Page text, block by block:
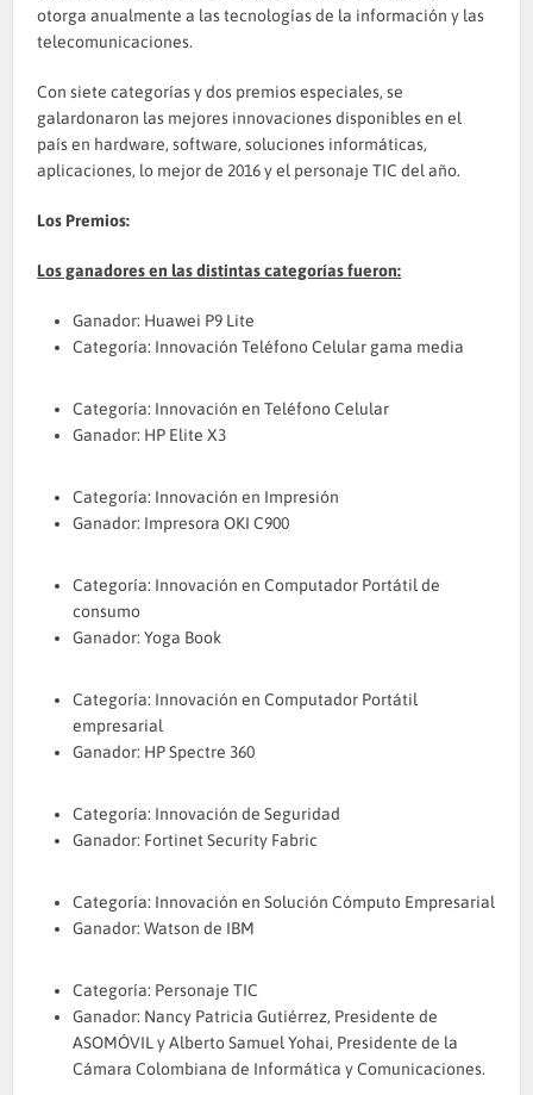
otorga anualmente a las tecnologías de la información y las
telecomunicaciones.
Con siete categorías y dos premios especiales, se
galardonaron las mejores innovaciones disponibles en el
país en hardware, software, soluciones informáticas,
aplicaciones, lo mejor de 2016 y el personaje TIC del año.
Los Premios:
Los ganadores en las distintas categorías fueron:
Ganador: Huawei P9 Lite
Categoría: Innovación Teléfono Celular gama media
Categoría: Innovación en Teléfono Celular
Ganador: HP Elite X3
Categoría: Innovación en Impresión
Ganador: Impresora OKI C900
Categoría: Innovación en Computador Portátil de
consumo
Ganador: Yoga Book
Categoría: Innovación en Computador Portátil
empresarial
Ganador: HP Spectre 360
Categoría: Innovación de Seguridad
Ganador: Fortinet Security Fabric
Categoría: Innovación en Solución Cómputo Empresarial
Ganador: Watson de IBM
Categoría: Personaje TIC
Ganador: Nancy Patricia Gutiérrez, Presidente de
ASOMÓVIL y Alberto Samuel Yohai, Presidente de la
Cámara Colombiana de Informática y Comunicaciones.